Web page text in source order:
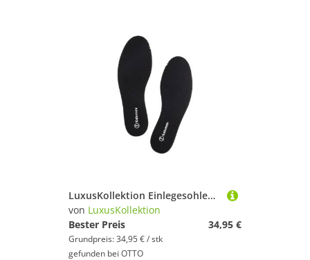
LuxusKollektion Einlegesohlen Memory Schaum Einlegesohlen Herren Damen Sport Freizeit Schwarz 46
von LuxusKollektion
Bester Preis
34,95 €
Grundpreis: 34,95 € / stk
gefunden bei OTTO